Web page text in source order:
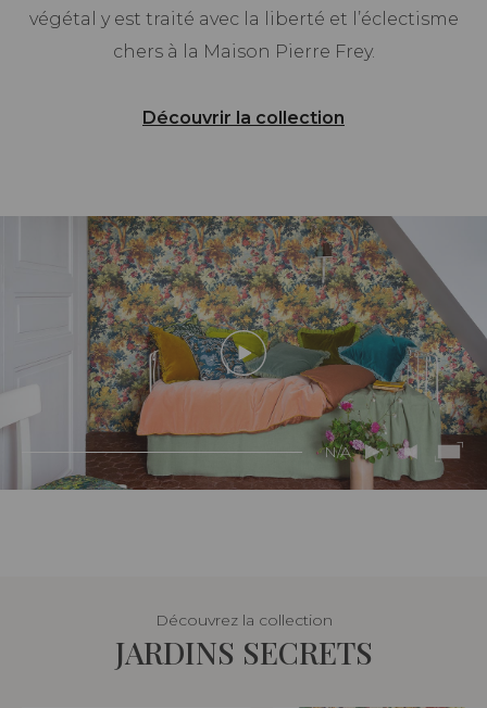
végétal y est traité avec la liberté et l’éclectisme
chers à la Maison Pierre Frey.
Découvrir la collection
N/A
Découvrez la collection
JARDINS SECRETS